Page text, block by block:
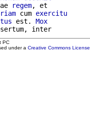
regem, et
cum exercitu
est. Mox
PC
under a Creative Commons License